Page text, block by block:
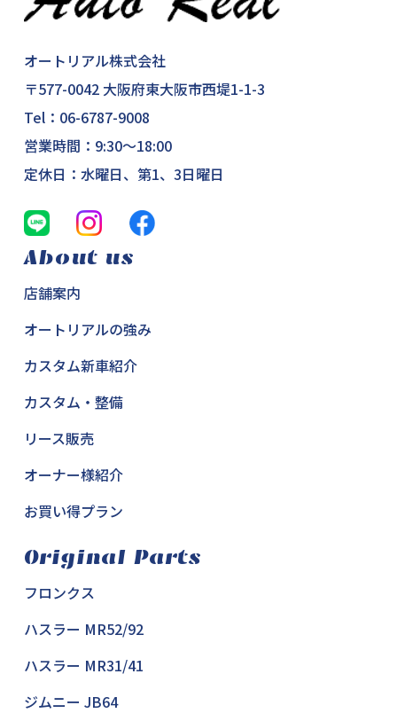
オートリアル株式会社
〒577-0042 大阪府東大阪市西堤1-1-3
Tel： 06-6787-9008
営業時間：9:30～18:00
定休日：水曜日、第1、3日曜日
About us
店舗案内
オートリアルの強み
カスタム新車紹介
カスタム・整備
リース販売
オーナー様紹介
お買い得プラン
Original Parts
フロンクス
ハスラー MR52/92
ハスラー MR31/41
ジムニー JB64